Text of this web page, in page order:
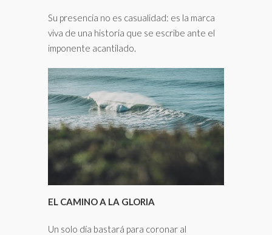
Su presencia no es casualidad: es la marca
viva de una historia que se escribe ante el
imponente acantilado.
EL CAMINO A LA GLORIA
Un solo día bastará para coronar al